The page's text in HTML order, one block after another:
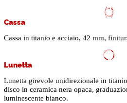
Cassa
Cassa in titanio e acciaio, 42 mm,
Lunetta
Lunetta girevole unidirezionale in
disco in ceramica nera opaca,
luminescente bianco.